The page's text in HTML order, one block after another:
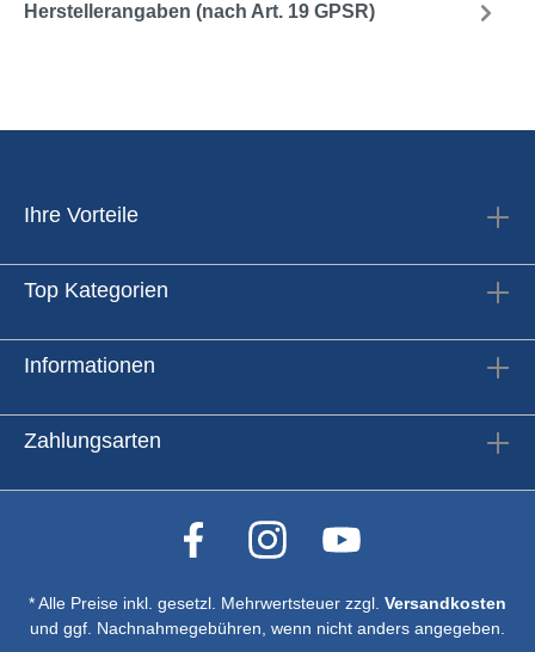
Herstellerangaben (nach Art. 19 GPSR)
Ihre Vorteile
Top Kategorien
Informationen
Zahlungsarten
* Alle Preise inkl. gesetzl. Mehrwertsteuer zzgl. Versandkosten
und ggf. Nachnahmegebühren, wenn nicht anders angegeben.